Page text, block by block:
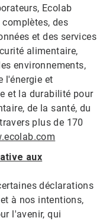
Ecolab
des
et des services
alimentaire,
environnements,
l'énergie et
et la durabilité pour
de la santé, du
plus de 170
aux
déclarations
à nos intentions,
l'avenir, qui